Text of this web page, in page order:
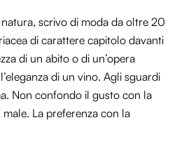
natura, scrivo di moda da oltre 20
di carattere capitolo davanti
di un abito o di un’opera
di un vino. Agli sguardi
Non confondo il gusto con la
La preferenza con la